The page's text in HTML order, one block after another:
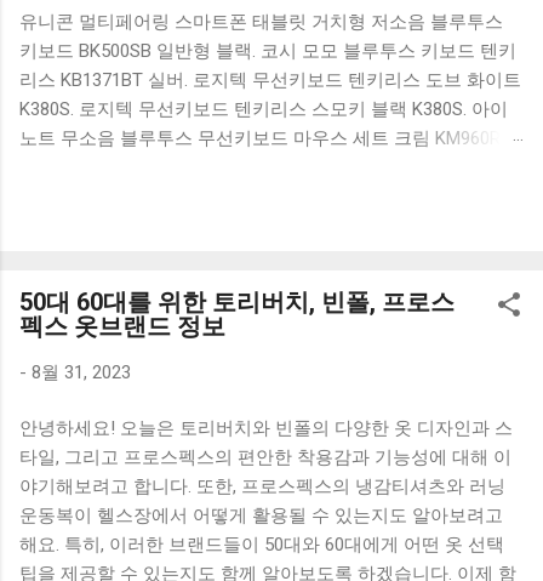
유니콘 멀티페어링 스마트폰 태블릿 거치형 저소음 블루투스
키보드 BK500SB 일반형 블랙. 코시 모모 블루투스 키보드 텐키
리스 KB1371BT 실버. 로지텍 무선키보드 텐키리스 도브 화이트
K380S. 로지텍 무선키보드 텐키리스 스모키 블랙 K380S. 아이
노트 무소음 블루투스 무선키보드 마우스 세트 크림 KM960RB
혜택을 놓치지 마세요. 다양한 할인 혜택과 빠른배송 혜택을 놓
치지 않도록 먼저 확인해보세요. 추가할인 확인하기 상품 하나
를 사더라도 종류도 많고, 가격도 다양해서 결정이 많이 어려우
많을 수 밖에 없습니다. 다양한 상품들을 상세스펙 과 가격 을
꼼꼼히 비교해서 구매하실 수 있도록 순위 추천 해드릴게요. 특
가상품 보러가기 추천상품 Best 유니콘 멀티페어링 스마트폰
태블릿 거치형 저소음 블루투스 키보드, BK-500SB, 일반형, 블
랙 유니콘 멀티페어링 스마트폰 태...
50대 60대를 위한 토리버치, 빈폴, 프로스
펙스 옷브랜드 정보
- 8월 31, 2023
안녕하세요! 오늘은 토리버치와 빈폴의 다양한 옷 디자인과 스
타일, 그리고 프로스펙스의 편안한 착용감과 기능성에 대해 이
야기해보려고 합니다. 또한, 프로스펙스의 냉감티셔츠와 러닝
운동복이 헬스장에서 어떻게 활용될 수 있는지도 알아보려고
해요. 특히, 이러한 브랜드들이 50대와 60대에게 어떤 옷 선택
팁을 제공할 수 있는지도 함께 알아보도록 하겠습니다. 이제 함